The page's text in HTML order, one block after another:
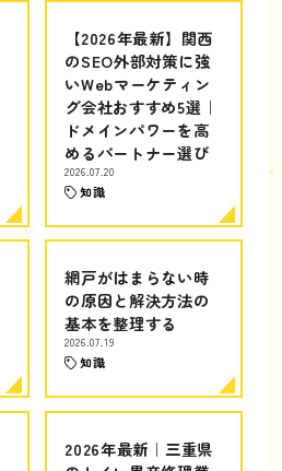
【2026年最新】関西
のSEO外部対策に強
いWebマーケティン
グ会社おすすめ5選｜
ドメインパワーを高
めるパートナー選び
2026.07.20
知識
網戸がはまらない時
の原因と解決方法の
基本を整理する
2026.07.19
知識
2026年最新｜三重県